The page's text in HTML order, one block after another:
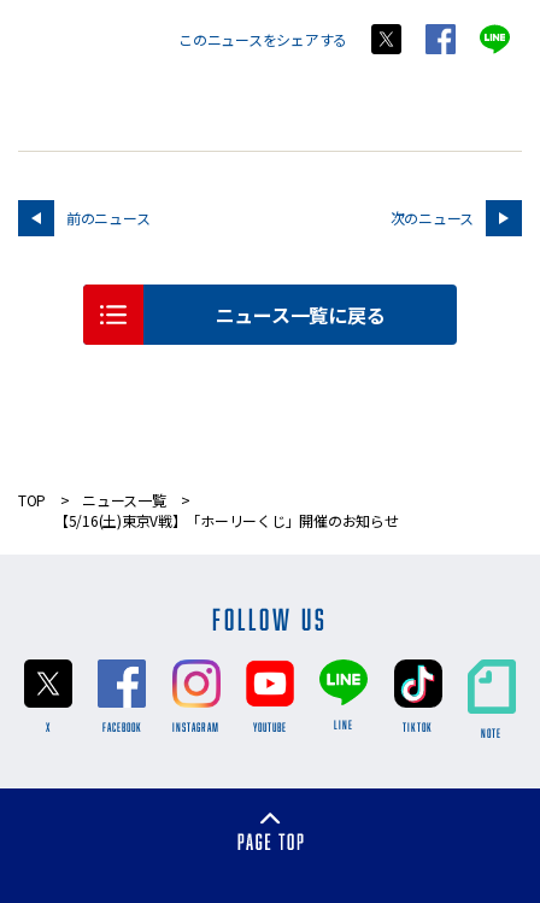
このニュースをシェアする
前のニュース 次のニュース
ニュース一覧に戻る
TOP
ニュース一覧
【5/16(土)東京V戦】「ホーリーくじ」開催のお知らせ
FOLLOW US
X FACEBOOK INSTAGRAM YOUTUBE LINE TikTok NOTE